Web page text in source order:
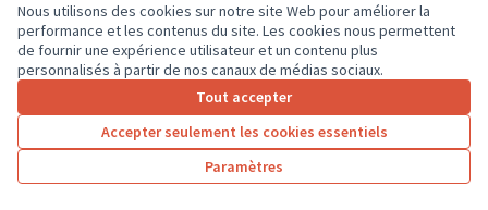
Nous utilisons des cookies sur notre site Web pour améliorer la
performance et les contenus du site. Les cookies nous permettent
de fournir une expérience utilisateur et un contenu plus
personnalisés à partir de nos canaux de médias sociaux.
Tout accepter
Accepter seulement les cookies essentiels
Paramètres
Projet d'un city stade par le CME
de l'Île Bouchard
Soumis au
vote